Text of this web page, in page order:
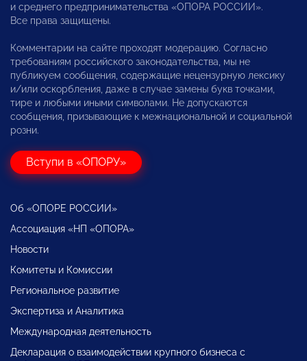
и среднего предпринимательства «ОПОРА РОССИИ».
Все права защищены.
Комментарии на сайте проходят модерацию. Согласно
требованиям российского законодательства, мы не
публикуем сообщения, содержащие нецензурную лексику
и/или оскорбления, даже в случае замены букв точками,
тире и любыми иными символами. Не допускаются
сообщения, призывающие к межнациональной и социальной
розни.
Вступи в «ОПОРУ»
Об «ОПОРЕ РОССИИ»
Ассоциация «НП «ОПОРА»
Новости
Комитеты и Комиссии
Региональное развитие
Экспертиза и Аналитика
Международная деятельность
Декларация о взаимодействии крупного бизнеса с